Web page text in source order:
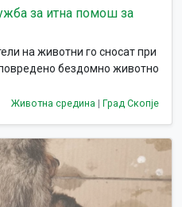
за итна помош за
на животни го сносат при
бездомно животно
Животна средина | Град Скопје